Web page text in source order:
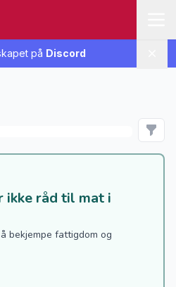
på Discord
ikke råd til mat i
bekjempe fattigdom og